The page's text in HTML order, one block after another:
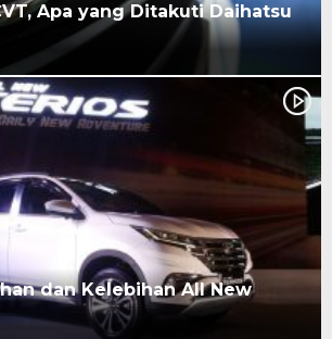
Apa yang Ditakuti Daihatsu
dan Kelebihan All New